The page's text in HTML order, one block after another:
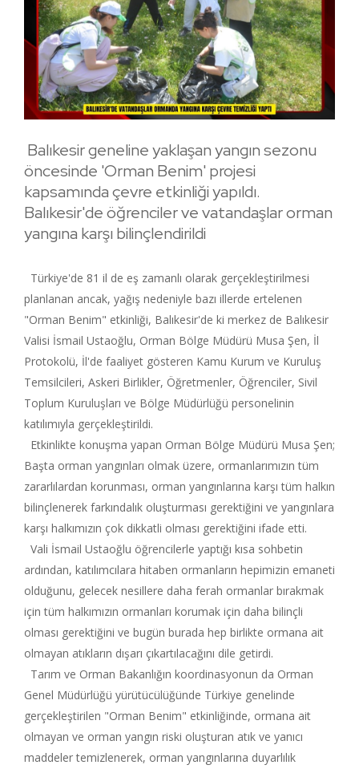
Balıkesir geneline yaklaşan yangın sezonu
öncesinde 'Orman Benim' projesi
kapsamında çevre etkinliği yapıldı.
Balıkesir'de öğrenciler ve vatandaşlar orman
yangına karşı bilinçlendirildi
Türkiye'de 81 il de eş zamanlı olarak gerçekleştirilmesi
planlanan ancak, yağış nedeniyle bazı illerde ertelenen
"Orman Benim" etkinliği, Balıkesir'de ki merkez de Balıkesir
Valisi İsmail Ustaoğlu, Orman Bölge Müdürü Musa Şen, İl
Protokolü, İl'de faaliyet gösteren Kamu Kurum ve Kuruluş
Temsilcileri, Askeri Birlikler, Öğretmenler, Öğrenciler, Sivil
Toplum Kuruluşları ve Bölge Müdürlüğü personelinin
katılımıyla gerçekleştirildi.
Etkinlikte konuşma yapan Orman Bölge Müdürü Musa Şen;
Başta orman yangınları olmak üzere, ormanlarımızın tüm
zararlılardan korunması, orman yangınlarına karşı tüm halkın
bilinçlenerek farkındalık oluşturması gerektiğini ve yangınlara
karşı halkımızın çok dikkatli olması gerektiğini ifade etti.
Vali İsmail Ustaoğlu öğrencilerle yaptığı kısa sohbetin
ardından, katılımcılara hitaben ormanların hepimizin emaneti
olduğunu, gelecek nesillere daha ferah ormanlar bırakmak
için tüm halkımızın ormanları korumak için daha bilinçli
olması gerektiğini ve bugün burada hep birlikte ormana ait
olmayan atıkların dışarı çıkartılacağını dile getirdi.
Tarım ve Orman Bakanlığın koordinasyonun da Orman
Genel Müdürlüğü yürütücülüğünde Türkiye genelinde
gerçekleştirilen "Orman Benim" etkinliğinde, ormana ait
olmayan ve orman yangın riski oluşturan atık ve yanıcı
maddeler temizlenerek, orman yangınlarına duyarlılık